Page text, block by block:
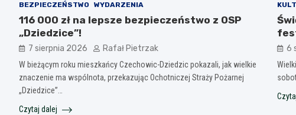
BEZPIECZEŃSTWO WYDARZENIA
116 000 zł na lepsze bezpieczeństwo z OSP
„Dziedzice”!
7 sierpnia 2026 Rafał Pietrzak
W bieżącym roku mieszkańcy Czechowic-Dziedzic pokazali, jak wielkie
znaczenie ma wspólnota, przekazując Ochotniczej Straży Pożarnej
„Dziedzice”…
Czytaj dalej
6